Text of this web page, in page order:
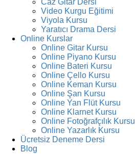
Video Kurgu Eğitimi
Viyola Kursu
Yaratıcı Drama Dersi
Online Kurslar
Online Gitar Kursu
Online Piyano Kursu
Online Bateri Kursu
Online Çello Kursu
Online Keman Kursu
Online Şan Kursu
Online Yan Flüt Kursu
Online Klarnet Kursu
Online Fotoğrafçılık Kursu
Online Yazarlık Kursu
Ücretsiz Deneme Dersi
Blog